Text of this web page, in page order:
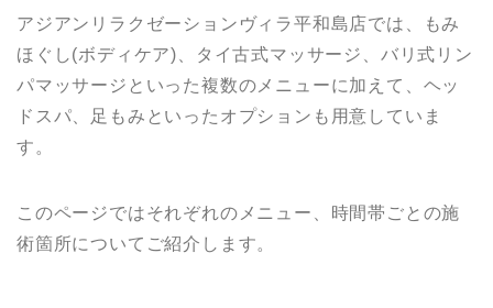
アジアンリラクゼーションヴィラ平和島店では、もみ
ほぐし(ボディケア)、タイ古式マッサージ、バリ式リン
パマッサージといった複数のメニューに加えて、ヘッ
ドスパ、足もみといったオプションも用意していま
す。
このページではそれぞれのメニュー、時間帯ごとの施
術箇所についてご紹介します。